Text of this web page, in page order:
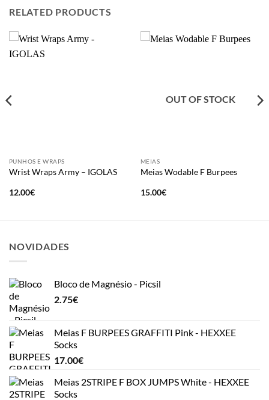
RELATED PRODUCTS
PUNHOS E WRAPS
Wrist Wraps Army – IGOLAS
12.00€
OUT OF STOCK
MEIAS
Meias Wodable F Burpees
15.00€
NOVIDADES
Bloco de Magnésio - Picsil
2.75€
Meias F BURPEES GRAFFITI Pink - HEXXEE
Socks
17.00€
Meias 2STRIPE F BOX JUMPS White - HEXXEE
Socks